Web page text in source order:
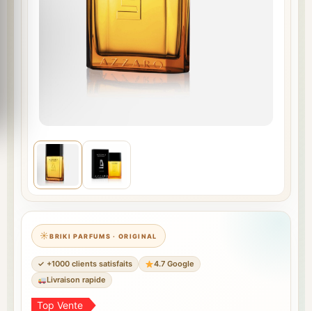
BRIKI PARFUMS · ORIGINAL
✓ +1000 clients satisfaits
4.7 Google
Livraison rapide
Top Vente